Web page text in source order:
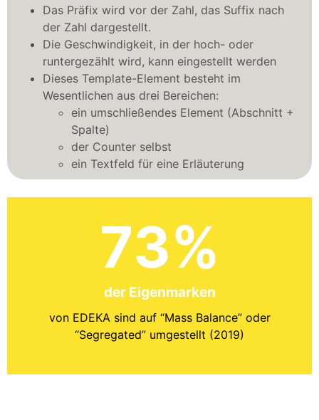
Das Präfix wird vor der Zahl, das Suffix nach
der Zahl dargestellt.
Die Geschwindigkeit, in der hoch- oder
runtergezählt wird, kann eingestellt werden
Dieses Template-Element besteht im
Wesentlichen aus drei Bereichen:
ein umschließendes Element (Abschnitt +
Spalte)
der Counter selbst
ein Textfeld für eine Erläuterung
der Eigenmarken
73%
von EDEKA sind auf “Mass Balance” oder
“Segregated” umgestellt (2019)